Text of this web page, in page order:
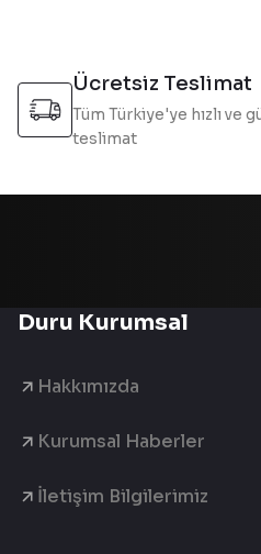
Bu ürüne benzer farklı
Ücretsiz Teslimat
Tüm Türkiye'ye hızlı ve
teslimat
Duru Kurumsal
Hakkımızda
Kurumsal Haberler
İletişim Bilgilerimiz